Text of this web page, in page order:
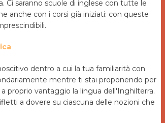
Ci saranno scuole di inglese con tutte le
anche con i corsi già iniziati: con queste
dentro a cui la tua familiarità con
mentre ti stai proponendo per
proprio vantaggio la lingua dell'Inghilterra.
a dovere su ciascuna delle nozioni che